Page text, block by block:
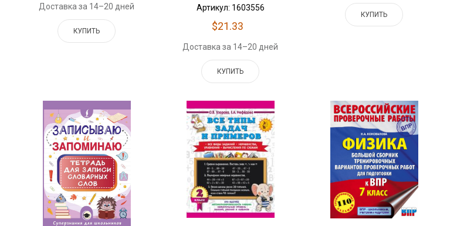
Доставка за 14–20 дней
КУПИТЬ
Артикул: 1603556
$21.33
Доставка за 14–20 дней
КУПИТЬ
КУПИТЬ